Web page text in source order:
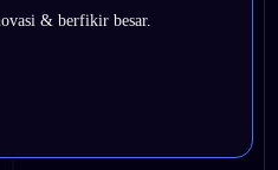
& berfikir besar.
dari zon selesa kami untuk